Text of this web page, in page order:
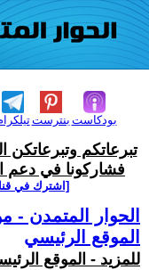
بنترست بودكاست
تبرعاتكم وتبرعاتكن
فشاركونا في دعم
[اشترك في
الحوار المتمدن -
الموقع الرئيسي
للمزيد - الموقع